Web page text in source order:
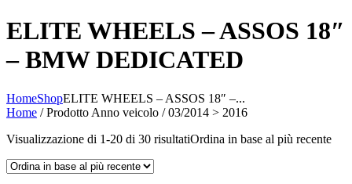
ELITE WHEELS – ASSOS 18″
– BMW DEDICATED
HomeShopELITE WHEELS – ASSOS 18″ –...
Home / Prodotto Anno veicolo / 03/2014 > 2016
Visualizzazione di 1-20 di 30 risultatiOrdina in base al più recente